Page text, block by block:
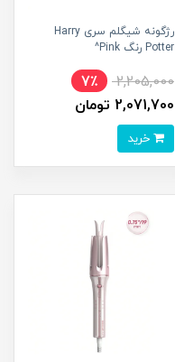
رژگونه شیگلم سری Harry
Potter رنگ Pink^
2,205,000
7٪
2,071,700 تومان